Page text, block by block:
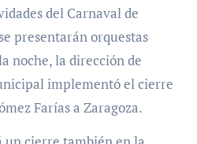
del Carnaval de
presentarán orquestas
noche, la dirección de
implementó el cierre
Farías a Zaragoza.